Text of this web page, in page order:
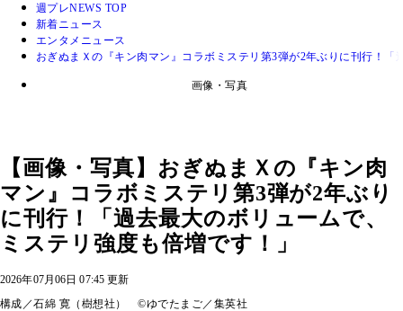
週プレNEWS TOP
新着ニュース
エンタメニュース
おぎぬまＸの『キン肉マン』コラボミステリ第3弾が2年ぶりに刊行！
画像・写真
【画像・写真】おぎぬまＸの『キン肉
マン』コラボミステリ第3弾が2年ぶり
に刊行！「過去最大のボリュームで、
ミステリ強度も倍増です！」
2026年07月06日 07:45 更新
構成／石綿 寛（樹想社） ©ゆでたまご／集英社